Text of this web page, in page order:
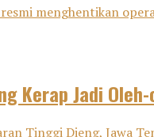
menghentikan
Kerap Jadi
Tinggi Dieng, Jawa